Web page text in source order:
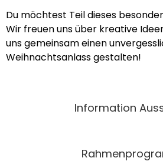
Du möchtest Teil dieses
Wir freuen uns über kreative
uns gemeinsam einen
Weihnachtsanlass gestalten!
Information